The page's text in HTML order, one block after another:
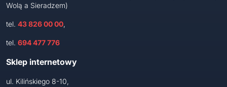
Wolą a Sieradzem)
tel. 43 826 00 00,
tel. 694 477 776
Sklep internetowy
ul. Kilińskiego 8-10,